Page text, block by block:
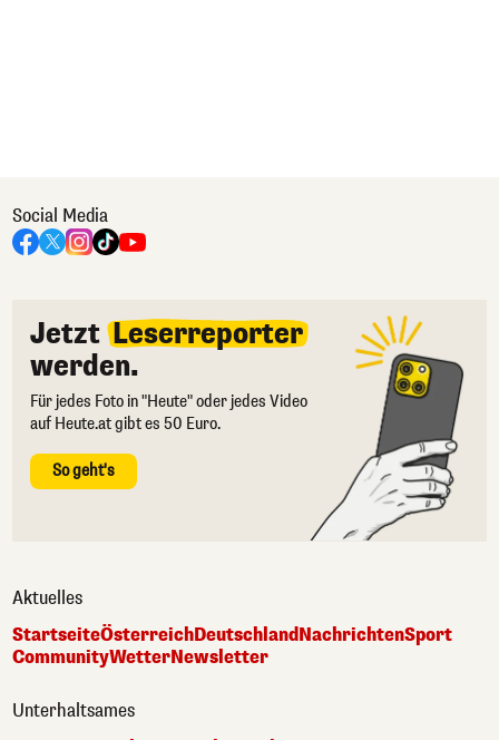
Social Media
Jetzt Leserreporter
werden.
Für jedes Foto in "Heute" oder jedes Video
auf Heute.at gibt es 50 Euro.
So geht's
Aktuelles
StartseiteÖsterreichDeutschlandNachrichtenSport
CommunityWetterNewsletter
Unterhaltsames